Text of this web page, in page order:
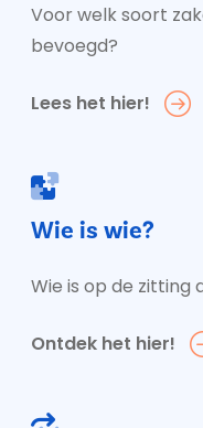
Voor welk soort
bevoegd?
Lees het hier!
Wie is wie?
Wie is op de zitting
Ontdek het hier!